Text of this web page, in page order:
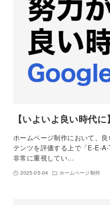
【いよいよ良い時代
ホームページ制作において、
テンツを評価する上で「E-E-
非常に重視してい…
2025-05-04 ホームページ制作